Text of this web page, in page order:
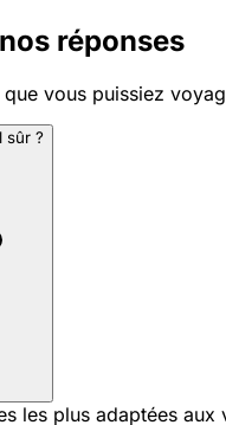
réponses
vous puissiez
sûr ?
les plus adaptées